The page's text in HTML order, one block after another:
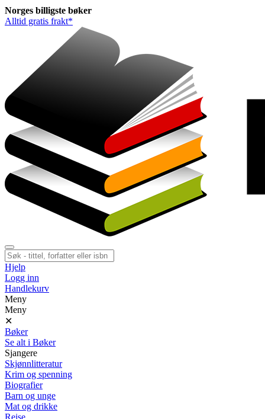
Norges billigste bøker
Alltid gratis frakt*
Hjelp
Logg inn
Handlekurv
Meny
Meny
✕
Bøker
Se alt i Bøker
Sjangere
Skjønnlitteratur
Krim og spenning
Biografier
Barn og unge
Mat og drikke
Reise